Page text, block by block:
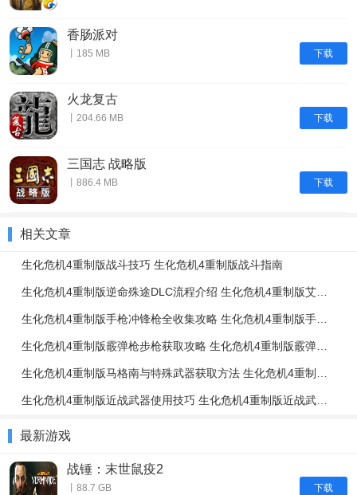
下载
香肠派对
丨185 MB
下载
火龙复古
丨204.66 MB
下载
三国志 战略版
丨886.4 MB
相关文章
生化危机4重制版战斗技巧 生化危机4重制版战斗指南
生化危机4重制版逆命殊途DLC流程介绍 生化危机4重制版艾达篇任务流程一览
生化危机4重制版手枪冲锋枪全收集攻略 生化危机4重制版手枪冲锋枪升级强化介绍
生化危机4重制版霰弹枪步枪获取攻略 生化危机4重制版霰弹枪步枪使用技巧
生化危机4重制版马格南与特殊武器获取方法 生化危机4重制版强力武器获取攻略
生化危机4重制版近战武器使用技巧 生化危机4重制版近战武器与投掷物技巧介绍
最新游戏
下载
战锤：末世鼠疫2
丨88.7 GB